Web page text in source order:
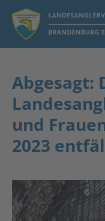
Abgesagt:
und
2023